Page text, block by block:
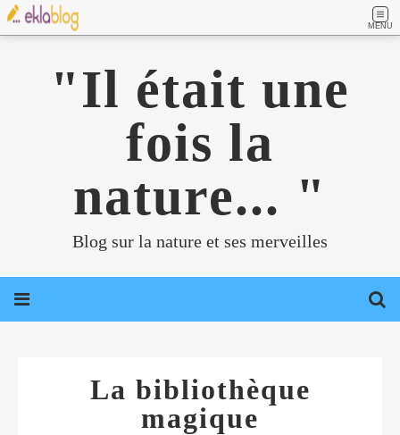
MENU
"Il était une
fois la
nature... "
Blog sur la nature et ses merveilles
La bibliothèque
magique